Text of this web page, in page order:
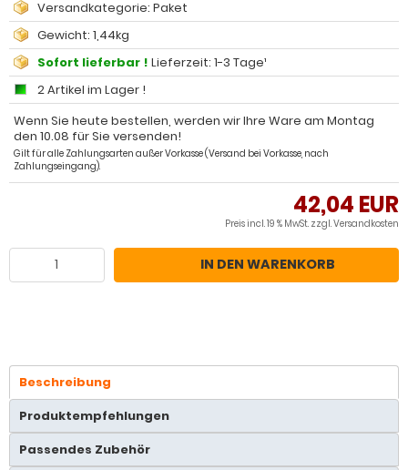
Versandkategorie: Paket
Gewicht: 1,44kg
Sofort lieferbar ! Lieferzeit: 1-3 Tage¹
2 Artikel im Lager !
Wenn Sie heute bestellen, werden wir Ihre Ware am Montag
den 10.08 für Sie versenden!
Gilt für alle Zahlungsarten außer Vorkasse (Versand bei Vorkasse, nach
Zahlungseingang).
42,04 EUR
Preis incl. 19 % MwSt. zzgl.Versandkosten
IN DEN WARENKORB
Beschreibung
Produktempfehlungen
Passendes Zubehör